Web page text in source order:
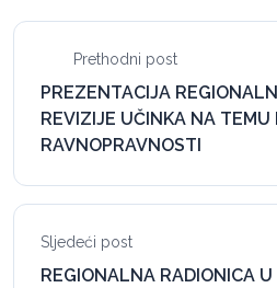
Prethodni post
PREZENTACIJA
REVIZIJE UČINKA NA TEMU
RAVNOPRAVNOSTI
Sljedeći post
REGIONALNA RADIONICA